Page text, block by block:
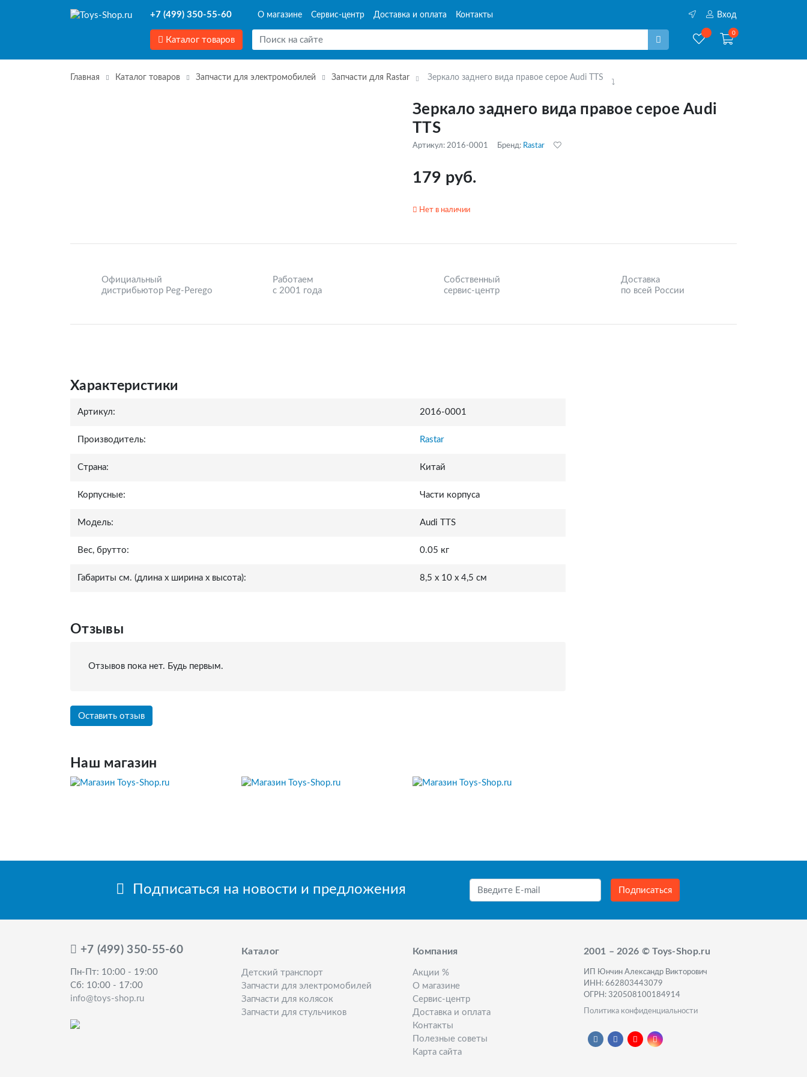
+7 (499) 350-55-60 О магазине Сервис-центр Доставка и оплата Контакты Вход
Каталог товаров
0
Главная Каталог товаров Запчасти для электромобилей Запчасти для Rastar Зеркало заднего вида правое серое Audi TTS
Зеркало заднего вида правое серое Audi
TTS
Артикул: 2016-0001 Бренд: Rastar
179 руб.
Нет в наличии
Официальный
дистрибьютор Peg-Perego
Работаем
с 2001 года
Собственный
сервис-центр
Доставка
по всей России
Характеристики
Артикул: 2016-0001
Производитель: Rastar
Страна: Китай
Корпусные: Части корпуса
Модель: Audi TTS
Вес, брутто: 0.05 кг
Габариты см. (длина x ширина x высота): 8,5 x 10 x 4,5 см
Отзывы
Отзывов пока нет. Будь первым.
Оставить отзыв
Наш магазин
Подписаться на новости и предложения Подписаться
+7 (499) 350-55-60
Пн-Пт: 10:00 - 19:00
Сб: 10:00 - 17:00
info@toys-shop.ru
Каталог
Детский транспорт
Запчасти для электромобилей
Запчасти для колясок
Запчасти для стульчиков
Компания
Акции %
О магазине
Сервис-центр
Доставка и оплата
Контакты
Полезные советы
Карта сайта
2001 – 2026 © Toys-Shop.ru
ИП Юнчин Александр Викторович
ИНН: 662803443079
ОГРН: 320508100184914
Политика конфиденциальности